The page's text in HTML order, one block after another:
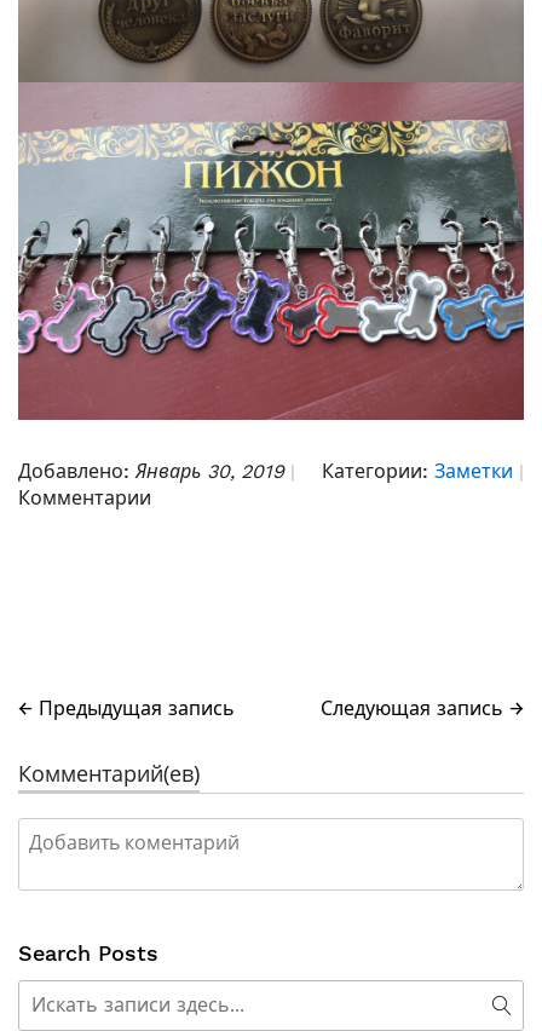
Добавлено: Январь 30, 2019 Категории: Заметки
Комментарии
← Предыдущая запись Следующая запись →
Комментарий(ев)
Search Posts
Поиск